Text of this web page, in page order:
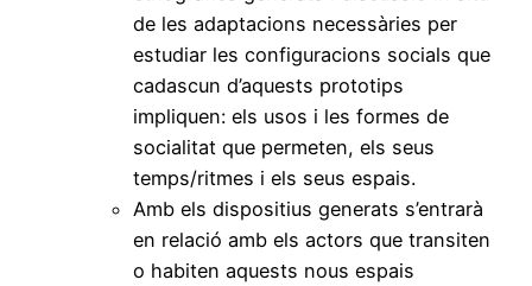
de les adaptacions necessàries per
estudiar les configuracions socials que
cadascun d’aquests prototips
impliquen: els usos i les formes de
socialitat que permeten, els seus
temps/ritmes i els seus espais.
Amb els dispositius generats s’entrarà
en relació amb els actors que transiten
o habiten aquests nous espais